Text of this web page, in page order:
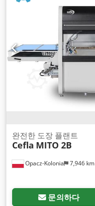
Opacz-Kolonia 7,946 km
완전한 도장 플랜트
Cefla MITO 2B
문의하다